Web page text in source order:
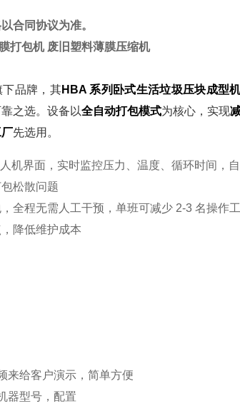
合同协议为准。
打包机 废旧塑料薄膜压缩机
下品牌，其HBA 系列卧式生活垃圾压块成型
之选。设备以全自动打包模式为核心，实现
先选用。
机界面，实时监控压力、温度、循环时间，
松散问题
程无需人工干预，单班可减少 2-3 名操作工
降低维护成本
来给客户演示，简单方便
器型号，配置